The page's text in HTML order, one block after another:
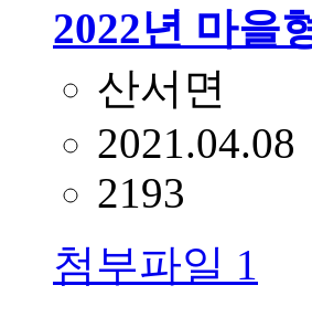
2022년 마을
산서면
2021.04.08
2193
첨부파일 1